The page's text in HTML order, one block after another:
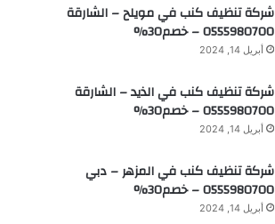
شركة تنظيف كنب في مويلح – الشارقة
0555980700 – خصم30%
أبريل 14, 2024
شركة تنظيف كنب في الذيد – الشارقة
0555980700 – خصم30%
أبريل 14, 2024
شركة تنظيف كنب في المزهر – دبي
0555980700 – خصم30%
أبريل 14, 2024